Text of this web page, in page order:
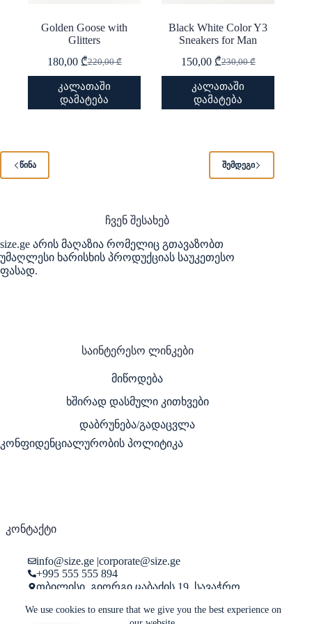
We use cookies to ensure that we give you the best experience on
Golden Goose with
Glitters
220,00₾
Original
price
was:
220,00 ₾.
180,00 ₾Current
price
is:
180,00 ₾.
კალათაში
დამატება
This
product
has
page
Black White Color Y3
Sneakers for Man
230,00₾
Original
price
was:
230,00 ₾.
150,00 ₾Current
price
is:
150,00 ₾.
კალათაში
დამატება
This
product
has
may
be
page
ᲬᲘᲜᲐ ᲨᲔᲛᲓᲔᲒᲘ
ჩვენ შესახებ
size.ge არის მაღაზია რომელიც გთავაზობთ
უმაღლესი ხარისხის პროდუქციას საუკეთესო
ფასად.
საინტერესო ლინკები
მიწოდება
ხშირად დასმული კითხვები
დაბრუნება/გადაცვლა
კონფიდენციალურობის პოლიტიკა
კონტაქტი
info@size.ge| corporate@size.ge
+995 555 555 894
თბილისი, გიორგი ცაბაძის 19. სავაჭრო